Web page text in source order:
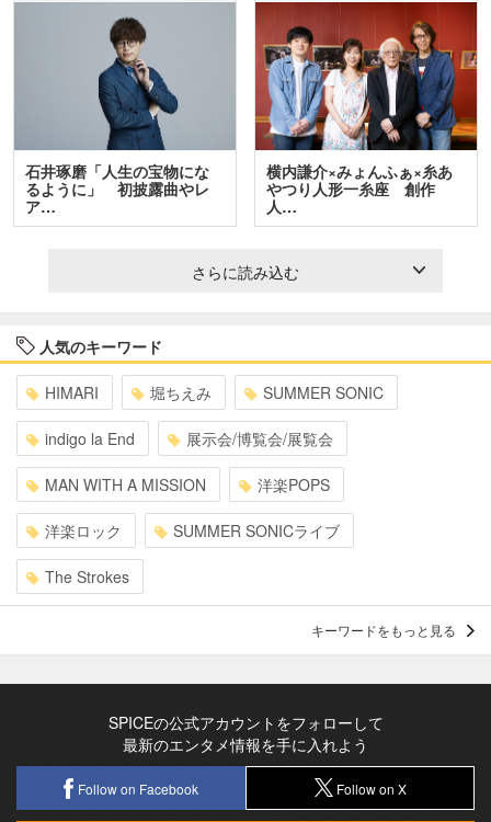
石井琢磨「人生の宝物にな
るように」 初披露曲やレ
ア…
横内謙介×みょんふぁ×糸あ
やつり人形一糸座 創作
人…
さらに読み込む
人気のキーワード
HIMARI 堀ちえみ SUMMER SONIC
indigo la End 展示会/博覧会/展覧会
MAN WITH A MISSION 洋楽POPS
洋楽ロック SUMMER SONICライブ
The Strokes
キーワードをもっと見る
SPICEの公式アカウントをフォローして
最新のエンタメ情報を手に入れよう
Follow on Facebook Follow on X